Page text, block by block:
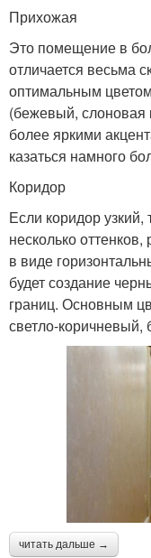
Прихожая
Это помещение в
отличается весьма
оптимальным
(бежевый,
более яркими
казаться намного
Коридор
Если коридор узкий,
несколько
в виде
будет создание
границ. Основным
светло-коричневый,
читать дальше →